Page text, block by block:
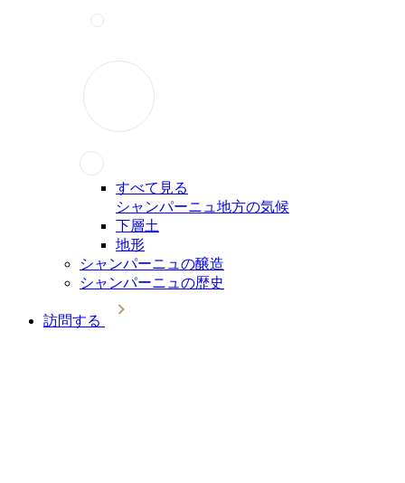
すべて見る
シャンパーニュ地方の気候
下層土
地形
シャンパーニュの醸造
シャンパーニュの歴史
訪問する